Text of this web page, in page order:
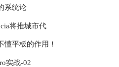
系统论
将推城市代
懂平板的作用！
实战-02